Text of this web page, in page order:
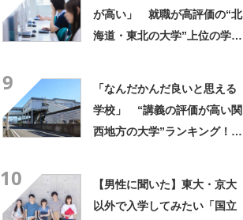
が高い」 就職が高評価の“北
海道・東北の大学”上位の学校
9
「なんだかんだ良いと思える
学校」 “講義の評価が高い関
西地方の大学”ランキング！
10
【男性に聞いた】東大・京大
以外で入学してみたい「国立